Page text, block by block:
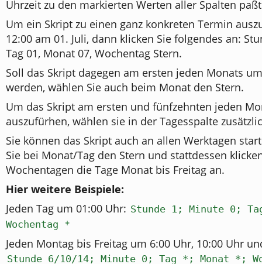
Uhrzeit zu den markierten Werten aller Spalten
Um ein Skript zu einen ganz konkreten Termin
12:00 am 01. Juli, dann klicken Sie folgendes an:
Tag 01, Monat 07, Wochentag Stern.
Soll das Skript dagegen am ersten jeden Monats
werden, wählen Sie auch beim Monat den Stern.
Um das Skript am ersten und fünfzehnten jeden
auszufürhen, wählen sie in der Tagesspalte
Sie können das Skript auch an allen Werktagen
Sie bei Monat/Tag den Stern und stattdessen
Wochentagen die Tage Monat bis Freitag an.
Hier weitere Beispiele:
Jeden Tag um 01:00 Uhr: Stunde 1; Minute 0;
Wochentag *
Jeden Montag bis Freitag um 6:00 Uhr, 10:00 Uhr
Stunde 6/10/14; Minute 0; Tag *; Monat *;